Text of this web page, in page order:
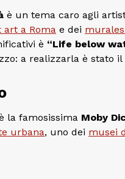
è un tema caro agli
art a Roma e dei
è “Life below
a realizzarla è stato il
la famosissima Moby
urbana, uno dei musei